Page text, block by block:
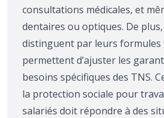
consultations médicales, et
dentaires ou optiques. De
distinguent par leurs formules
permettent d’ajuster les
besoins spécifiques des TNS.
la protection sociale pour
salariés doit répondre à des